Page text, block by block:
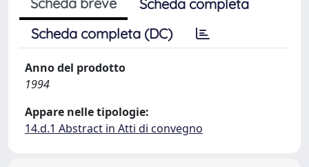
Scheda completa
Scheda completa (DC)
Anno del prodotto
1994
Appare nelle tipologie:
14.d.1 Abstract in Atti di convegno